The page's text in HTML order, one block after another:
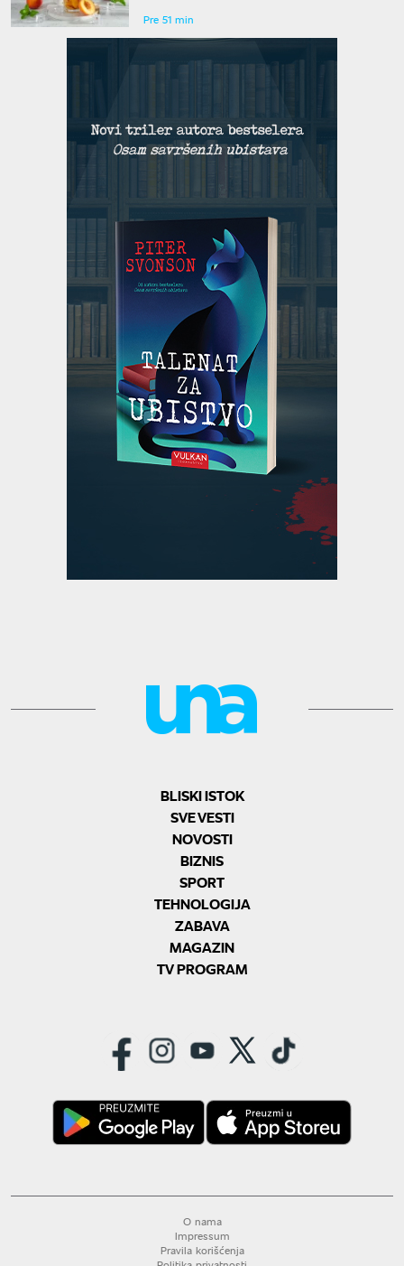
Pre 51 min
BLISKI ISTOK
SVE VESTI
NOVOSTI
BIZNIS
SPORT
TEHNOLOGIJA
ZABAVA
MAGAZIN
TV PROGRAM
O nama
Impressum
Pravila korišćenja